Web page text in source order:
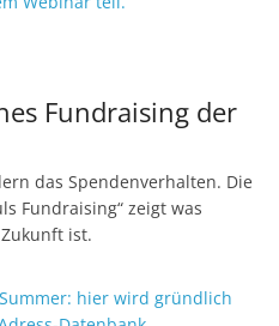
Fundraising der
das Spendenverhalten. Die
Fundraising“ zeigt was
ist.